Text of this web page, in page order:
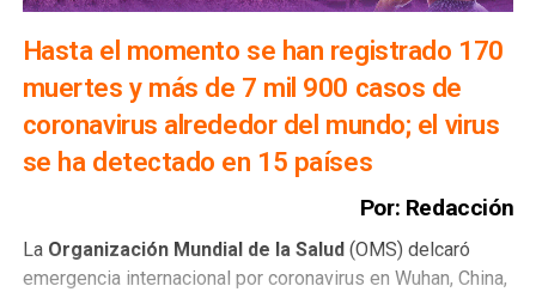
Hasta el momento se han registrado 170
muertes y más de 7 mil 900 casos de
coronavirus alrededor del mundo; el virus
se ha detectado en 15 países
Por: Redacción
La Organización Mundial de la Salud (OMS) delcaró
emergencia internacional por coronavirus en Wuhan, China,